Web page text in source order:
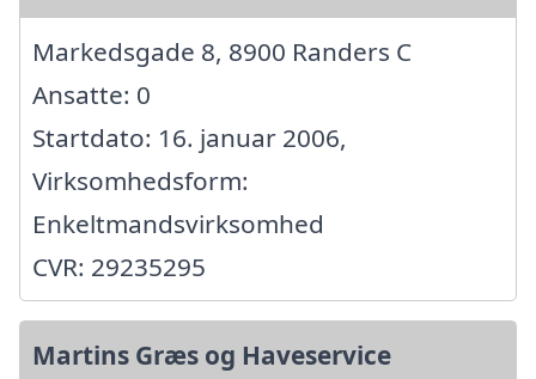
Markedsgade 8, 8900 Randers C
Ansatte: 0
Startdato: 16. januar 2006,
Virksomhedsform:
Enkeltmandsvirksomhed
CVR: 29235295
Martins Græs og Haveservice